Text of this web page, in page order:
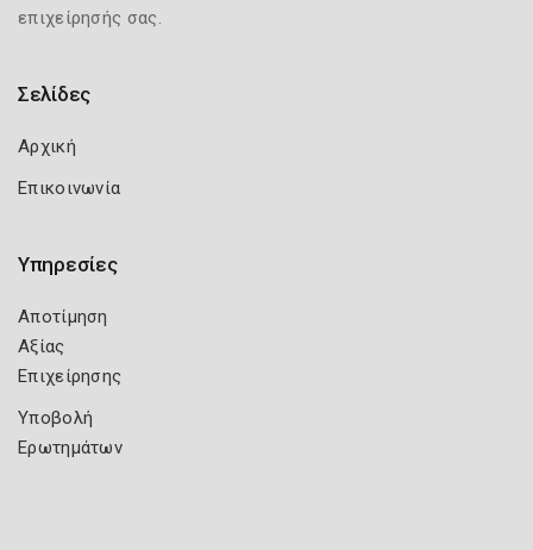
επιχείρησής σας.
Σελίδες
Αρχική
Επικοινωνία
Υπηρεσίες
Αποτίμηση
Αξίας
Επιχείρησης
Υποβολή
Ερωτημάτων